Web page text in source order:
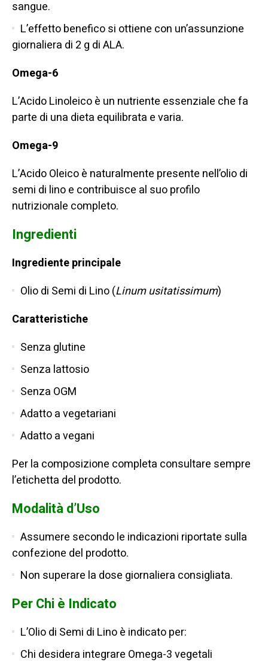
sangue.
L’effetto benefico si ottiene con un’assunzione
giornaliera di 2 g di ALA.
Omega-6
L’Acido Linoleico è un nutriente essenziale che fa
parte di una dieta equilibrata e varia.
Omega-9
L’Acido Oleico è naturalmente presente nell’olio di
semi di lino e contribuisce al suo profilo
nutrizionale completo.
Ingredienti
Ingrediente principale
Olio di Semi di Lino (Linum usitatissimum)
Caratteristiche
Senza glutine
Senza lattosio
Senza OGM
Adatto a vegetariani
Adatto a vegani
Per la composizione completa consultare sempre
l’etichetta del prodotto.
Modalità d’Uso
Assumere secondo le indicazioni riportate sulla
confezione del prodotto.
Non superare la dose giornaliera consigliata.
Per Chi è Indicato
L’Olio di Semi di Lino è indicato per:
Chi desidera integrare Omega-3 vegetali